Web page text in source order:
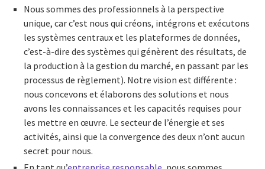
Nous sommes des professionnels à la perspective
unique, car c’est nous qui créons, intégrons et exécutons
les systèmes centraux et les plateformes de données,
c’est-à-dire des systèmes qui génèrent des résultats, de
la production à la gestion du marché, en passant par les
processus de règlement). Notre vision est différente :
nous concevons et élaborons des solutions et nous
avons les connaissances et les capacités requises pour
les mettre en œuvre. Le secteur de l’énergie et ses
activités, ainsi que la convergence des deux n’ont aucun
secret pour nous.